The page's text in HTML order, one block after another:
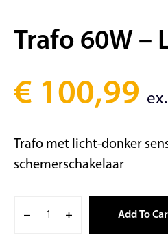
Trafo 60W –
€ 100,99
Trafo met licht-donker
schemerschakelaar
Add To